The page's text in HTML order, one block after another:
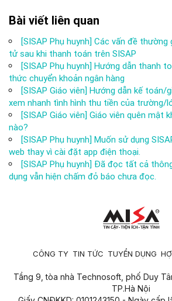
Bài viết liên quan
[SISAP Phụ huynh] Các vấn đề
tử sau khi thanh toán trên SISAP
[SISAP Phụ huynh] Hướng dẫn thanh
thức chuyển khoản ngân hàng
[SISAP Giáo viên] Hướng dẫn kế toán/
xem nhanh tình hình thu tiền của trường/
[SISAP Giáo viên] Giáo viên quên mật
nào?
[SISAP Phụ huynh] Muốn sử dụng
web thay vì cài đặt app điện thoại.
[SISAP Phụ huynh] Đã đọc tất cả
dụng vẫn hiện chấm đỏ báo chưa đọc.
CÔNG TY TIN TỨC TUYỂN DỤNG
Tầng 9, tòa nhà Technosoft, phố Duy
TP.Hà Nội